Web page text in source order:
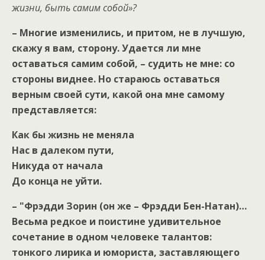
жизни, быть самим собой»?
– Многие изменились, и притом, не в лучшую,
скажу я вам, сторону. Удается ли мне
оставаться самим собой, – судить не мне: со
стороны виднее. Но стараюсь оставаться
верным своей сути, какой она мне самому
представляется:
Как бы жизнь не меняла
Нас в далеком пути,
Никуда от начала
До конца не уйти.
– "Фрэдди Зорин (он же – Фрэдди Бен-Натан)…
Весьма редкое и поистине удивительное
сочетание в одном человеке талантов:
тонкого лирика и юмориста, заставляющего